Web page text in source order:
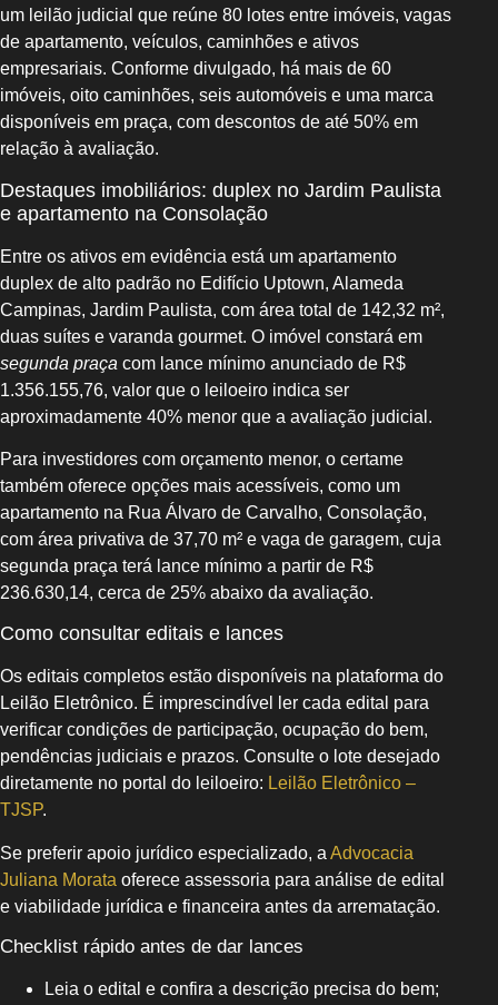
um leilão judicial que reúne 80 lotes entre imóveis, vagas
de apartamento, veículos, caminhões e ativos
empresariais. Conforme divulgado, há mais de 60
imóveis, oito caminhões, seis automóveis e uma marca
disponíveis em praça, com descontos de até 50% em
relação à avaliação.
Destaques imobiliários: duplex no Jardim Paulista
e apartamento na Consolação
Entre os ativos em evidência está um apartamento
duplex de alto padrão no Edifício Uptown, Alameda
Campinas, Jardim Paulista, com área total de 142,32 m²,
duas suítes e varanda gourmet. O imóvel constará em
segunda praça com lance mínimo anunciado de R$
1.356.155,76, valor que o leiloeiro indica ser
aproximadamente 40% menor que a avaliação judicial.
Para investidores com orçamento menor, o certame
também oferece opções mais acessíveis, como um
apartamento na Rua Álvaro de Carvalho, Consolação,
com área privativa de 37,70 m² e vaga de garagem, cuja
segunda praça terá lance mínimo a partir de R$
236.630,14, cerca de 25% abaixo da avaliação.
Como consultar editais e lances
Os editais completos estão disponíveis na plataforma do
Leilão Eletrônico. É imprescindível ler cada edital para
verificar condições de participação, ocupação do bem,
pendências judiciais e prazos. Consulte o lote desejado
diretamente no portal do leiloeiro: Leilão Eletrônico –
TJSP.
Se preferir apoio jurídico especializado, a Advocacia
Juliana Morata oferece assessoria para análise de edital
e viabilidade jurídica e financeira antes da arrematação.
Checklist rápido antes de dar lances
Leia o edital e confira a descrição precisa do bem;